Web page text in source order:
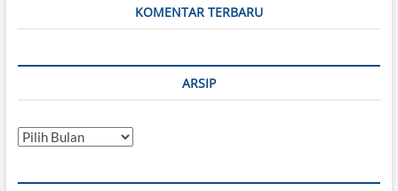
KOMENTAR TERBARU
ARSIP
Arsip